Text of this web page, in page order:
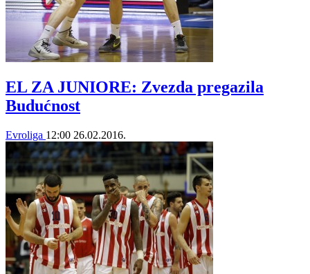
EL ZA JUNIORE: Zvezda pregazila
Budućnost
Evroliga 12:00 26.02.2016.